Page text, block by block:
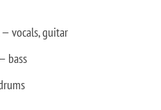
vocals, guitar
bass